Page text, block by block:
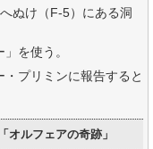
ぬけ（F-5）にある洞
を使う。
プリミンに報告すると
ルフェアの奇跡」